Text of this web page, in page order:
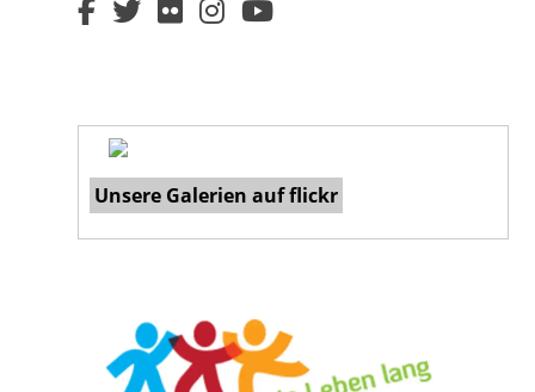
Unsere Galerien auf flickr